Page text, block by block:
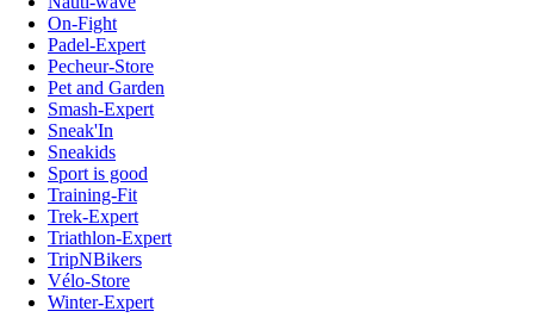
On-Fight
Padel-Expert
Pecheur-Store
Pet and Garden
Smash-Expert
Sneak'In
Sneakids
Sport is good
Training-Fit
Trek-Expert
Triathlon-Expert
TripNBikers
Vélo-Store
Winter-Expert